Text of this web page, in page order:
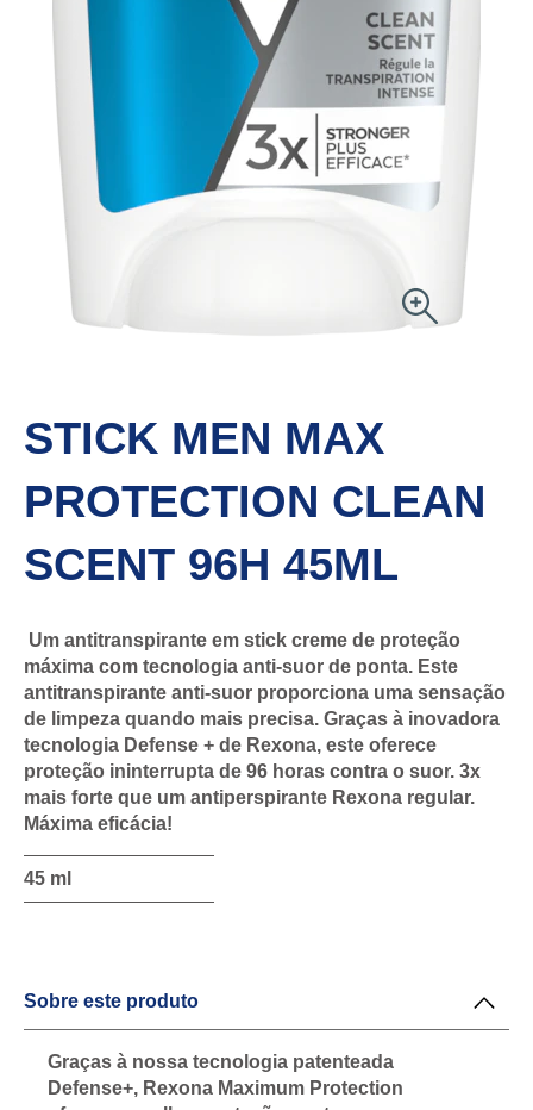
STICK MEN MAX
PROTECTION CLEAN
SCENT 96H 45ML
Um antitranspirante em stick creme de proteção
máxima com tecnologia anti-suor de ponta. Este
antitranspirante anti-suor proporciona uma sensação
de limpeza quando mais precisa. Graças à inovadora
tecnologia Defense + de Rexona, este oferece
proteção ininterrupta de 96 horas contra o suor. 3x
mais forte que um antiperspirante Rexona regular.
Máxima eficácia!
45 ml
Sobre este produto
Graças à nossa tecnologia patenteada
Defense+, Rexona Maximum Protection